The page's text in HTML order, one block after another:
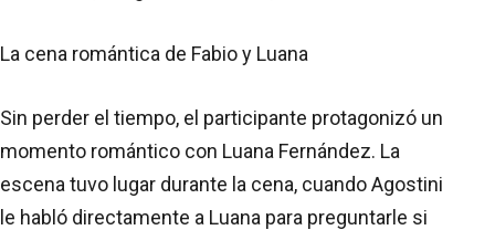
La cena romántica de Fabio y Luana
Sin perder el tiempo, el participante protagonizó un
momento romántico con Luana Fernández. La
escena tuvo lugar durante la cena, cuando Agostini
le habló directamente a Luana para preguntarle si